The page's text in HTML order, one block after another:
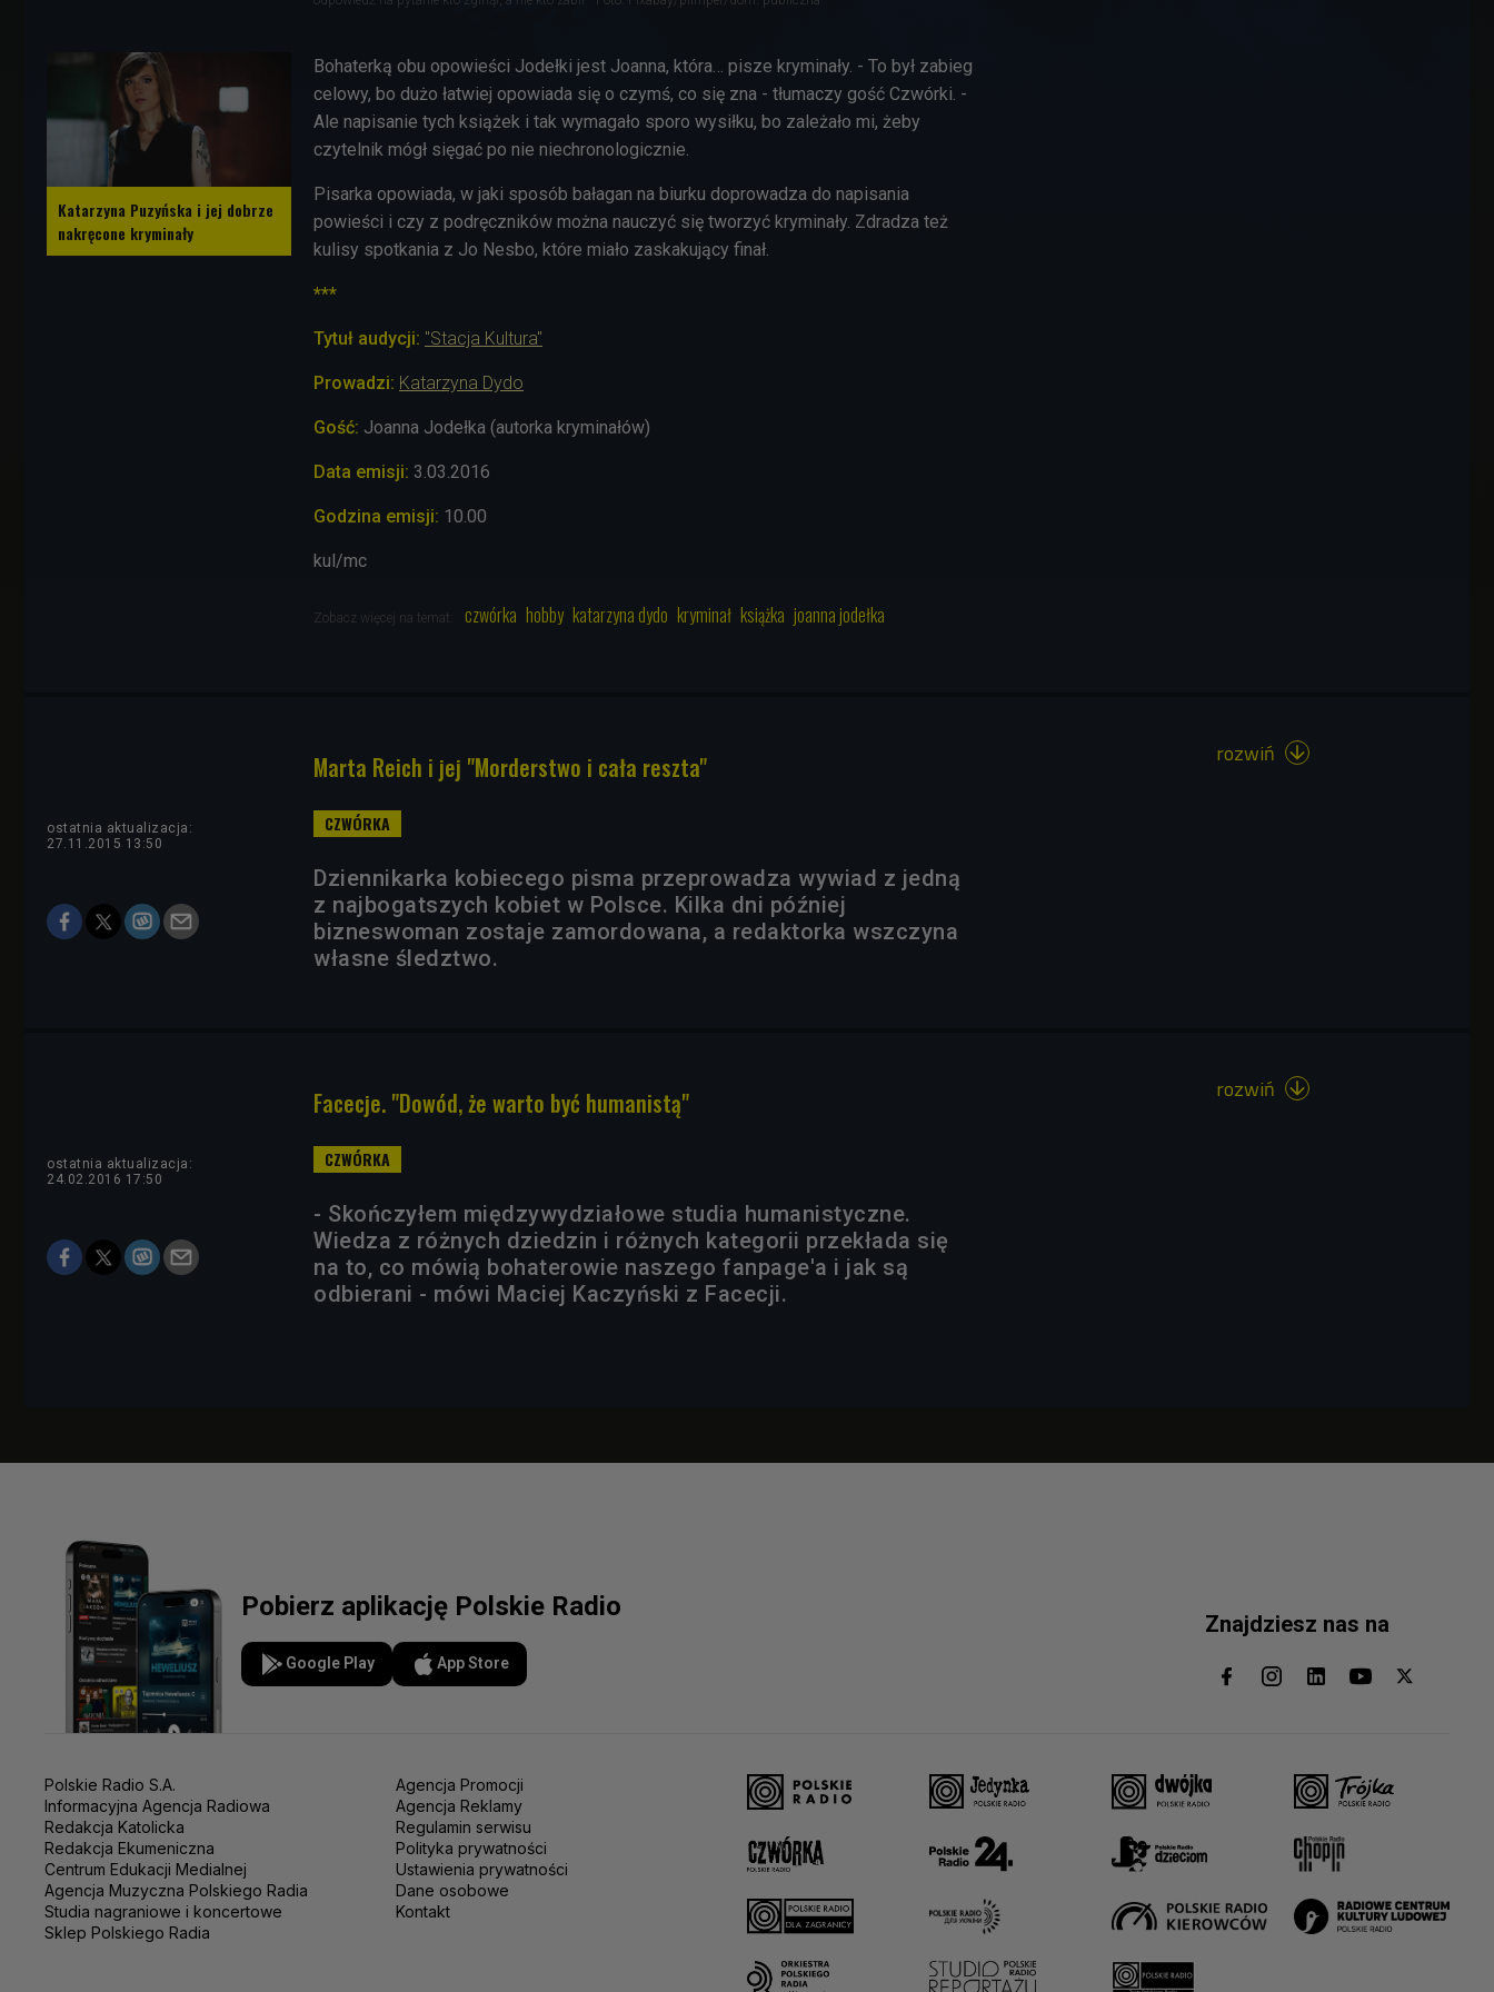
Katarzyna Puzyńska i jej dobrze
nakręcone kryminały
Bohaterką obu opowieści Jodełki jest Joanna, która… pisze kryminały. - To był zabieg
celowy, bo dużo łatwiej opowiada się o czymś, co się zna - tłumaczy gość Czwórki. -
Ale napisanie tych książek i tak wymagało sporo wysiłku, bo zależało mi, żeby
czytelnik mógł sięgać po nie niechronologicznie.
Pisarka opowiada, w jaki sposób bałagan na biurku doprowadza do napisania
powieści i czy z podręczników można nauczyć się tworzyć kryminały. Zdradza też
kulisy spotkania z Jo Nesbo, które miało zaskakujący finał.
***
Tytuł audycji: "Stacja Kultura"
Prowadzi: Katarzyna Dydo
Gość: Joanna Jodełka (autorka kryminałów)
Data emisji: 3.03.2016
Godzina emisji: 10.00
kul/mc
Zobacz więcej na temat: czwórka hobby katarzyna dydo kryminał książka joanna jodełka
Marta Reich i jej "Morderstwo i cała reszta"
ostatnia aktualizacja:
27.11.2015 13:50
Dziennikarka kobiecego pisma przeprowadza wywiad z jedną
z najbogatszych kobiet w Polsce. Kilka dni później
bizneswoman zostaje zamordowana, a redaktorka wszczyna
własne śledztwo.
rozwiń 
Facecje. "Dowód, że warto być humanistą"
ostatnia aktualizacja:
24.02.2016 17:50
- Skończyłem międzywydziałowe studia humanistyczne.
Wiedza z różnych dziedzin i różnych kategorii przekłada się
na to, co mówią bohaterowie naszego fanpage'a i jak są
odbierani - mówi Maciej Kaczyński z Facecji.
rozwiń 
Pobierz aplikację Polskie Radio
Google Play App Store
Znajdziesz nas na
Polskie Radio S.A.
Informacyjna Agencja Radiowa
Redakcja Katolicka
Redakcja Ekumeniczna
Centrum Edukacji Medialnej
Agencja Muzyczna Polskiego Radia
Studia nagraniowe i koncertowe
Sklep Polskiego Radia
Agencja Promocji
Agencja Reklamy
Regulamin serwisu
Polityka prywatności
Ustawienia prywatności
Dane osobowe
Kontakt